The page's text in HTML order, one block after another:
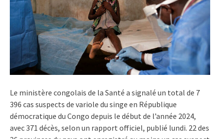
Le ministère congolais de la Santé a signalé un total de 7
396 cas suspects de variole du singe en République
démocratique du Congo depuis le début de l’année 2024,
avec 371 décès, selon un rapport officiel, publié lundi. 22 des